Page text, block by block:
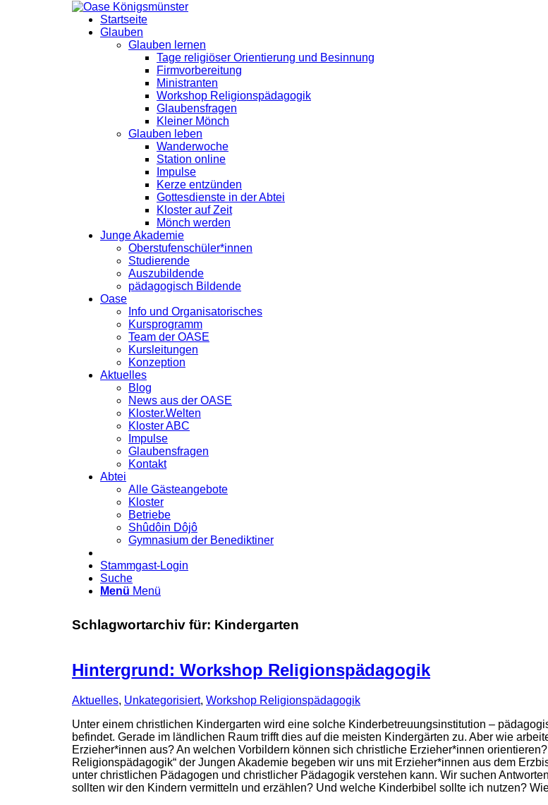
Startseite
Glauben
Glauben lernen
Tage religiöser Orientierung und Besinnung
Firmvorbereitung
Ministranten
Workshop Religionspädagogik
Glaubensfragen
Kleiner Mönch
Glauben leben
Wanderwoche
Station online
Impulse
Kerze entzünden
Gottesdienste in der Abtei
Kloster auf Zeit
Mönch werden
Junge Akademie
Oberstufenschüler*innen
Studierende
Auszubildende
pädagogisch Bildende
Oase
Info und Organisatorisches
Kursprogramm
Team der OASE
Kursleitungen
Konzeption
Aktuelles
Blog
News aus der OASE
Kloster.Welten
Kloster ABC
Impulse
Glaubensfragen
Kontakt
Abtei
Alle Gästeangebote
Kloster
Betriebe
Shûdôin Dôjô
Gymnasium der Benediktiner
Stammgast-Login
Suche
Menü Menü
Schlagwortarchiv für: Kindergarten
Hintergrund: Workshop Religionspädagogik
Aktuelles, Unkategorisiert, Workshop Religionspädagogik
Unter einem christlichen Kindergarten wird eine solche Kinderbetreuungsinstitution –
befindet. Gerade im ländlichen Raum trifft dies auf die meisten Kindergärten zu. Aber wie
Erzieher*innen aus? An welchen Vorbildern können sich christliche Erzieher*innen
Religionspädagogik“ der Jungen Akademie begeben wir uns mit Erzieher*innen aus dem
unter christlichen Pädagogen und christlicher Pädagogik verstehen kann. Wir suchen
sollten wir den Kindern vermitteln und erzählen? Und welche Kinderbibel sollte ich nutzen?